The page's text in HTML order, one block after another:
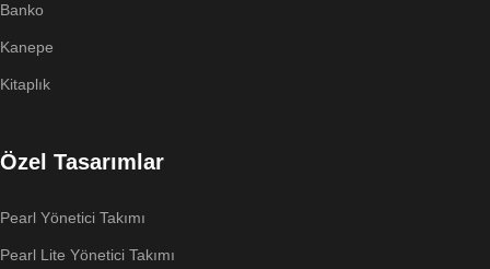
Banko
Kanepe
Kitaplık
Özel Tasarımlar
Pearl Yönetici Takımı
Pearl Lite Yönetici Takımı